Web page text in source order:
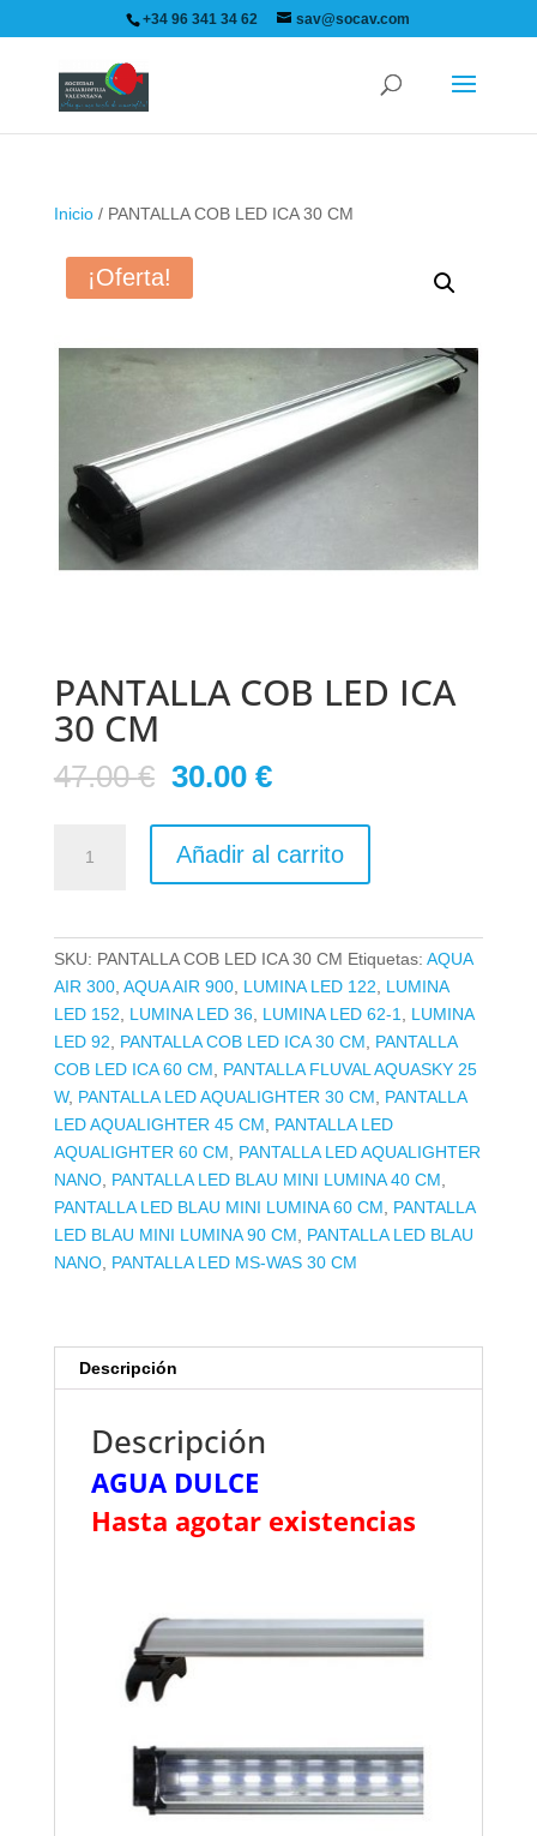
+34 96 341 34 62 sav@socav.com
Inicio/ PANTALLA COB LED ICA 30 CM
¡Oferta!
PANTALLA COB LED ICA
30 CM
47.00€ El
original
era:
47.00 €.
30.00 €El
actual
es:
30.00 €.
COB
Añadir al carrito
SKU: PANTALLA COB LED ICA 30 CM Etiquetas: AQUA
AIR 300, AQUA AIR 900, LUMINA LED 122, LUMINA
LED 152, LUMINA LED 36, LUMINA LED 62-1, LUMINA
LED 92, PANTALLA COB LED ICA 30 CM, PANTALLA
COB LED ICA 60 CM, PANTALLA FLUVAL AQUASKY 25
W, PANTALLA LED AQUALIGHTER 30 CM, PANTALLA
LED AQUALIGHTER 45 CM, PANTALLA LED
AQUALIGHTER 60 CM, PANTALLA LED AQUALIGHTER
NANO, PANTALLA LED BLAU MINI LUMINA 40 CM,
PANTALLA LED BLAU MINI LUMINA 60 CM, PANTALLA
LED BLAU MINI LUMINA 90 CM, PANTALLA LED BLAU
NANO, PANTALLA LED MS-WAS 30 CM
Descripción
Descripción
AGUA DULCE
Hasta agotar existencias